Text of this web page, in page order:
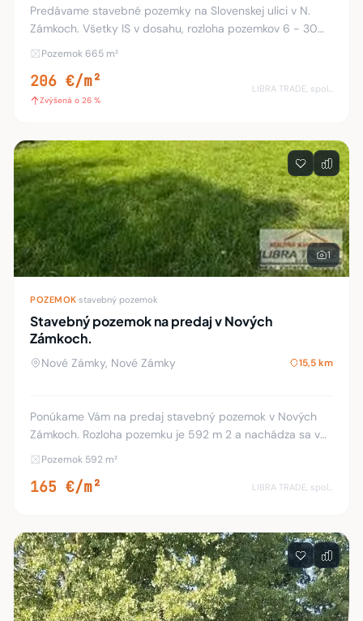
Predávame stavebné pozemky na Slovenskej ulici v N.
Zámkoch. Všetky IS v dosahu, rozloha pozemkov 6 - 30
árov. Šírka pozemku 20 - 44 m. Na pozemku je možné
Pozemok 665 m²
206 €/m²
Zvýšená o 26 %
1
POZEMOK stavebný pozemok
Stavebný pozemok na predaj v Nových
Zámkoch.
Nové Zámky, Nové Zámky 15,5 km
Ponúkame Vám na predaj stavebný pozemok v Nových
Zámkoch. Rozloha pozemku je 592 m 2 a nachádza sa v
novovybudovanej zóne rodinných domov, neďaleko
Pozemok 592 m²
165 €/m² LIBRA TRADE, spol.s.r.o.